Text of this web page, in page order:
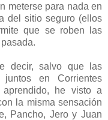
meterse para nada en
del sitio seguro (ellos
que se roben las
decir, salvo que las
en Corrientes
he visto a
la misma sensación
Pancho, Jero y Juan